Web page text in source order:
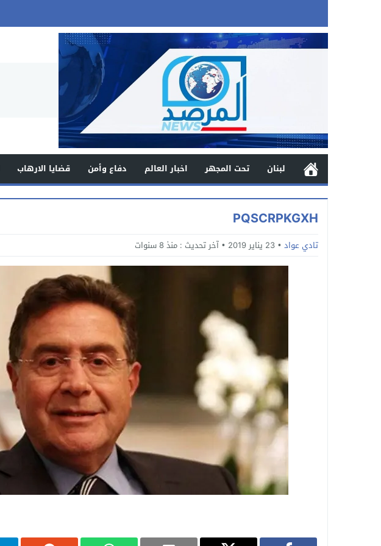
لبنان تحت المجهر اخبار العالم دفاع وأمن قضايا الارهاب
PQSCRPKGXH
تادي عواد 23 يناير 2019 آخر تحديث : منذ 8 سنوات